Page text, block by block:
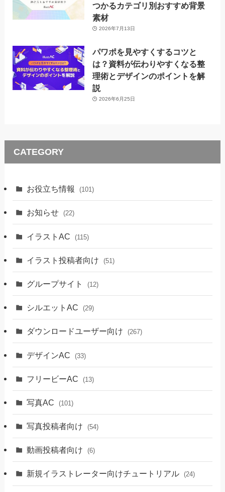
つかるカテゴリ別おすすめ背景
素材
2026年7月13日
パワポを見やすくするコツと
は？資料が伝わりやすくなる整
理術とデザインのポイントを解
説
2026年6月25日
CATEGORY
お役立ち情報 (101)
お知らせ (22)
イラストAC (115)
イラスト投稿者向け (51)
グループサイト (12)
シルエットAC (29)
ダウンロードユーザー向け (267)
デザインAC (33)
フリービーAC (13)
写真AC (101)
写真投稿者向け (54)
動画投稿者向け (6)
新規イラストレーター向けチュートリアル (24)